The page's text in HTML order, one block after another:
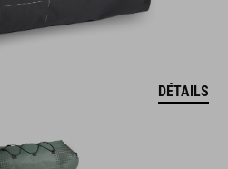
DÉTAILS